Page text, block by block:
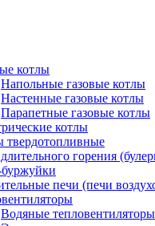
котлы
Напольные газовые котлы
Настенные газовые котлы
Парапетные газовые котлы
котлы
твердотопливные
горения
печи (печи
Водяные тепловентиляторы